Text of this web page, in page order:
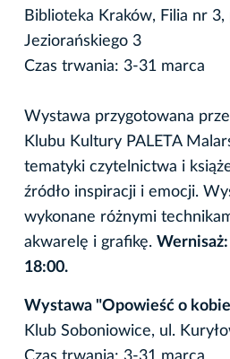
Biblioteka Kraków, Filia nr 3,
Jeziorańskiego 3
Czas trwania: 3-31 marca
Wystawa przygotowana
Klubu Kultury PALETA
tematyki czytelnictwa i
źródło inspiracji i emocji.
wykonane różnymi
akwarelę i grafikę. Wernisaż:
18:00.
Wystawa "Opowieść o
Klub Soboniowice, ul.